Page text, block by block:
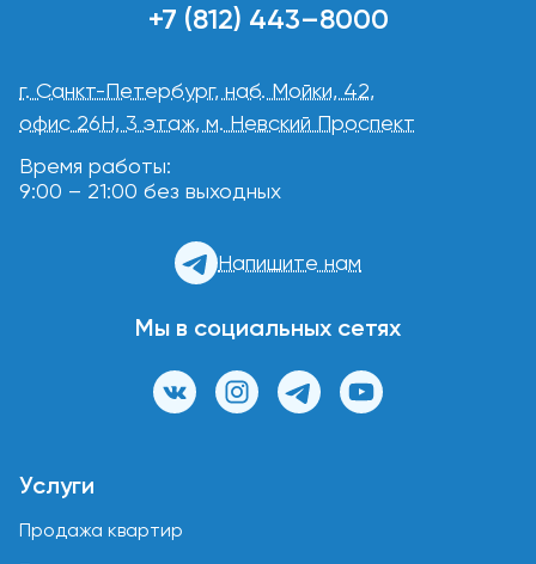
+7 (812) 443–8000
г. Санкт-Петербург, наб. Мойки, 42,
офис 26Н, 3 этаж, м. Невский Проспект
Время работы:
9:00 – 21:00 без выходных
Напишите нам
Мы в социальных сетях
Услуги
Продажа квартир